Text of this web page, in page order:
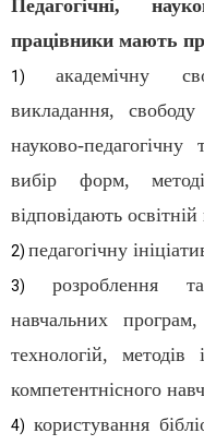
Педагогічні,
працівники мають
1) академічну
викладання,
науково-педагогічну
вибір форм,
відповідають
2) педагогічну
3) розроблення
навчальних
технологій, методів
компетентнісного
4) користування